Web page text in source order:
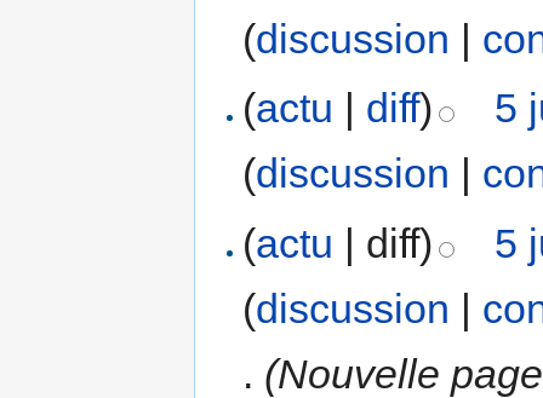
(discussion |
(actu diff)
5
(discussion
(actu | diff)
5
(discussion |
. (Nouvelle